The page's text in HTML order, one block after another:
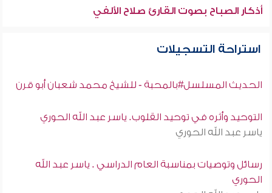
أذكار الصباح بصوت القارئ صلاح الألفي
استراحة التسجيلات
الحديث المسلسل#بالمحبة - للشيخ محمد شعبان أبو قرن
التوحيد وأثره في توحيد القلوب. ياسر عبد الله الحوري
ياسر عبد الله الحوري
رسائل وتوصيات بمناسبة العام الدراسي . ياسر عبد الله
الحوري